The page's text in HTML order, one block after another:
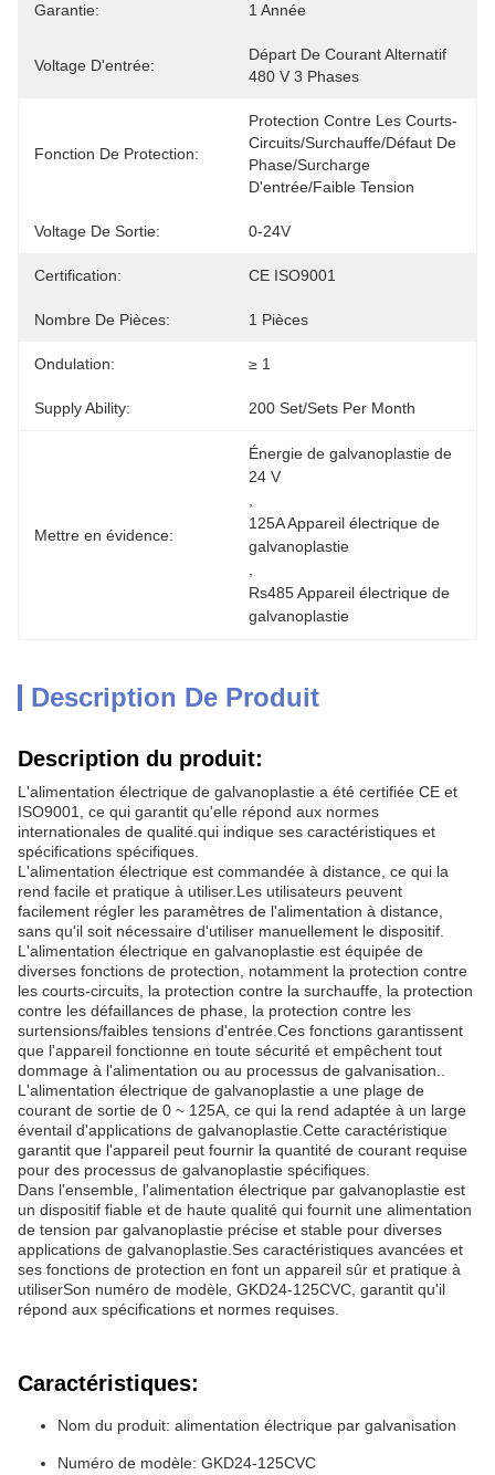
Garantie: 1 Année
Voltage D'entrée:
Départ De Courant Alternatif
480 V 3 Phases
Fonction De Protection:
Protection Contre Les Courts-
Circuits/surchauffe/défaut De
Phase/surcharge
D'entrée/faible Tension
Voltage De Sortie: 0-24V
Certification: CE ISO9001
Nombre De Pièces: 1 Pièces
Ondulation: ≥ 1
Supply Ability: 200 Set/Sets Per Month
Mettre en évidence:
Énergie de galvanoplastie de
24 V
125A Appareil électrique de
galvanoplastie
Rs485 Appareil électrique de
galvanoplastie
Description De Produit
Description du produit:
L'alimentation électrique de galvanoplastie a été certifiée CE et
ISO9001, ce qui garantit qu'elle répond aux normes
internationales de qualité.qui indique ses caractéristiques et
spécifications spécifiques.
L'alimentation électrique est commandée à distance, ce qui la
rend facile et pratique à utiliser.Les utilisateurs peuvent
facilement régler les paramètres de l'alimentation à distance,
sans qu'il soit nécessaire d'utiliser manuellement le dispositif.
L'alimentation électrique en galvanoplastie est équipée de
diverses fonctions de protection, notamment la protection contre
les courts-circuits, la protection contre la surchauffe, la protection
contre les défaillances de phase, la protection contre les
surtensions/faibles tensions d'entrée.Ces fonctions garantissent
que l'appareil fonctionne en toute sécurité et empêchent tout
dommage à l'alimentation ou au processus de galvanisation..
L'alimentation électrique de galvanoplastie a une plage de
courant de sortie de 0 ~ 125A, ce qui la rend adaptée à un large
éventail d'applications de galvanoplastie.Cette caractéristique
garantit que l'appareil peut fournir la quantité de courant requise
pour des processus de galvanoplastie spécifiques.
Dans l'ensemble, l'alimentation électrique par galvanoplastie est
un dispositif fiable et de haute qualité qui fournit une alimentation
de tension par galvanoplastie précise et stable pour diverses
applications de galvanoplastie.Ses caractéristiques avancées et
ses fonctions de protection en font un appareil sûr et pratique à
utiliserSon numéro de modèle, GKD24-125CVC, garantit qu'il
répond aux spécifications et normes requises.
Caractéristiques:
Nom du produit: alimentation électrique par galvanisation
Numéro de modèle: GKD24-125CVC